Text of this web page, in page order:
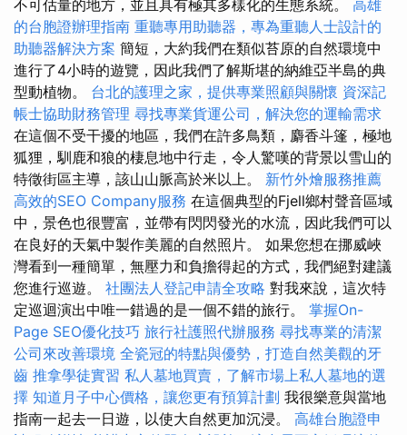
不可估量的地方，並且具有極其多樣化的生態系統。 高雄
的台胞證辦理指南 重聽專用助聽器，專為重聽人士設計的
助聽器解決方案 簡短，大約我們在類似苔原的自然環境中
進行了4小時的遊覽，因此我們了解斯堪的納維亞半島的典
型動植物。 台北的護理之家，提供專業照顧與關懷 資深記
帳士協助財務管理 尋找專業貨運公司，解決您的運輸需求
在這個不受干擾的地區，我們在許多鳥類，麝香斗篷，極地
狐狸，馴鹿和狼的棲息地中行走，令人驚嘆的背景以雪山的
特徵街區主導，該山山脈高於米以上。 新竹外燴服務推薦
高效的SEO Company服務 在這個典型的Fjell鄉村聲音區域
中，景色也很豐富，並帶有閃閃發光的水流，因此我們可以
在良好的天氣中製作美麗的自然照片。 如果您想在挪威峽
灣看到一種簡單，無壓力和負擔得起的方式，我們絕對建議
您進行巡遊。 社團法人登記申請全攻略 對我來說，這次特
定巡迴演出中唯一錯過的是一個不錯的旅行。 掌握On-
Page SEO優化技巧 旅行社護照代辦服務 尋找專業的清潔
公司來改善環境 全瓷冠的特點與優勢，打造自然美觀的牙
齒 推拿學徒實習 私人墓地買賣，了解市場上私人墓地的選
擇 知道月子中心價格，讓您更有預算計劃 我很樂意與當地
指南一起去一日遊，以使大自然更加沉浸。 高雄台胞證申